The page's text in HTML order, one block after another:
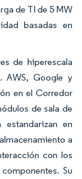
de TI de 5 MW
basadas en
de hiperescala
AWS, Google y
en el Corredor
de sala de
en
a
con los
Su